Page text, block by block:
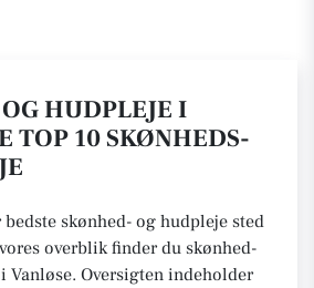
HUDPLEJE I
TOP 10 SKØNHEDS-
skønhed- og hudpleje sted
overblik finder du skønhed-
Vanløse. Oversigten indeholder